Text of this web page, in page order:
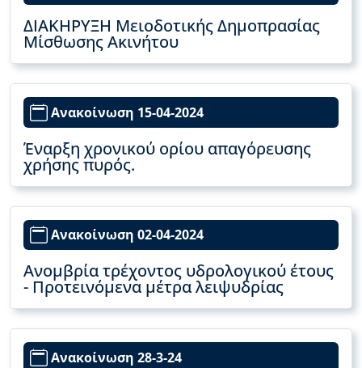
ΔΙΑΚΗΡΥΞΗ Μειοδοτικής Δημοπρασίας
Μίσθωσης Ακινήτου
Ανακοίνωση 15-04-2024
Έναρξη χρονικού ορίου απαγόρευσης
χρήσης πυρός.
Ανακοίνωση 02-04-2024
Ανομβρία τρέχοντος υδρολογικού έτους
- Προτεινόμενα μέτρα λειψυδρίας
Ανακοίνωση 28-3-24